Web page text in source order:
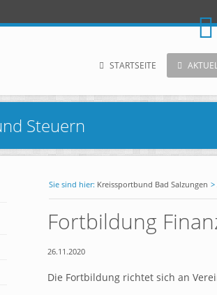
STARTSEITE
Steuern
Kreissportbund Bad Salzungen
Fortbildung
26.11.2020
Die Fortbildung richtet sich an